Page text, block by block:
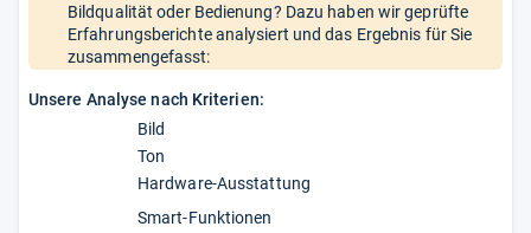
Bildqualität oder Bedienung? Dazu haben wir geprüfte
Erfahrungsberichte analysiert und das Ergebnis für Sie
zusammengefasst:
Unsere Analyse nach Kriterien:
Bild
Ton
Hardware-Ausstattung
Smart-Funktionen